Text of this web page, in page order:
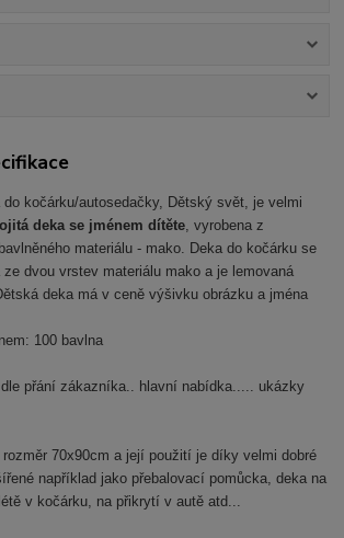
do kočárku/autosedačky, Dětský svět, je velmi
deka se jménem dítěte , vyrobena z
materiálu - mako. Deka do kočárku se
ze dvou vrstev materiálu mako a je lemovaná
deka má v ceně výšivku obrázku a jména
100 bavlna
přání zákazníka.. hlavní nabídka..... ukázky
70x90cm a její použití je díky velmi dobré
například jako přebalovací pomůcka, deka na
v kočárku, na přikrytí v autě atd...